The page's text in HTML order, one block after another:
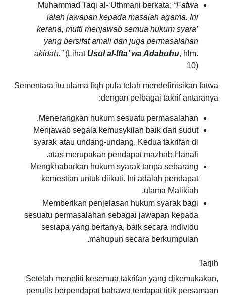
Muhammad Taqi al-‘Uthmani berkata: “Fatwa
ialah jawapan kepada masalah agama. Ini
kerana, mufti menjawab semua hukum syara’
yang bersifat amali dan juga permasalahan
akidah.” (Lihat Usul al-Ifta’ wa Adabuhu, hlm.
10)
Sementara itu ulama fiqh pula telah mendefinisikan fatwa
dengan pelbagai takrif antaranya:
Menerangkan hukum sesuatu permasalahan.
Menjawab segala kemusykilan baik dari sudut
syarak atau undang-undang. Kedua takrifan di
atas merupakan pendapat mazhab Hanafi.
Mengkhabarkan hukum syarak tanpa sebarang
kemestian untuk diikuti. Ini adalah pendapat
ulama Malikiah.
Memberikan penjelasan hukum syarak bagi
sesuatu permasalahan sebagai jawapan kepada
sesiapa yang bertanya, baik secara individu
mahupun secara berkumpulan.
Tarjih
Setelah meneliti kesemua takrifan yang dikemukakan,
penulis berpendapat bahawa terdapat titik persamaan